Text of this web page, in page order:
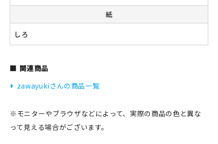
おしらせ
ログイン
紙
しろ
関連商品
zawayukiさんの商品一覧
※モニターやブラウザなどによって、実際の商品の色と異な
って見える場合がございます。